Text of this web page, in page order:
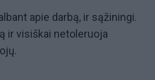
apie darbą, ir sąžiningi.
ir visiškai netoleruoja